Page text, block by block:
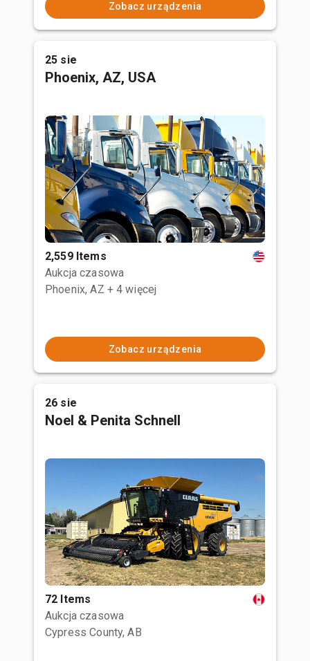
Zobacz urządzenia
25 sie
Phoenix, AZ, USA
2,559 Items
Aukcja czasowa
Phoenix, AZ + 4 więcej
Zobacz urządzenia
26 sie
Noel & Penita Schnell
72 Items
Aukcja czasowa
Cypress County, AB